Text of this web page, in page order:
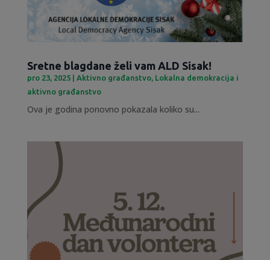
Sretne blagdane želi vam ALD Sisak!
pro 23, 2025| Aktivno građanstvo, Lokalna demokracija i
aktivno građanstvo
Ova je godina ponovno pokazala koliko su...